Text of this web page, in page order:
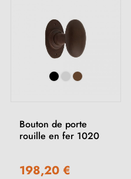
Bouton de porte
rouille en fer 1020
198,20 €